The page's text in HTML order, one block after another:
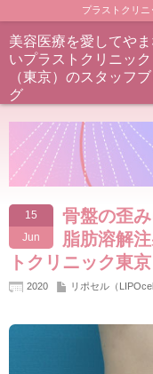
プラストクリ
美容医療を愛してやま
いプラストクリニック
（東京）のスタッフブ
グ
15
Jun
骨盤の歪
脂肪溶解
トクリニック東京
2020 リポセル（